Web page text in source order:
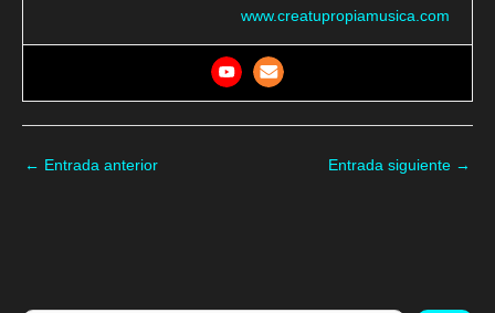
www.creatupropiamusica.com
← Entrada anterior Entrada siguiente →